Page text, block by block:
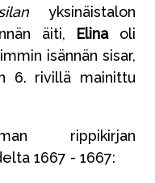
yksinäistalon
äiti, Elinaoli
isännän sisar,
6. rivillä mainittu
rippikirjan
1667 - 1667: